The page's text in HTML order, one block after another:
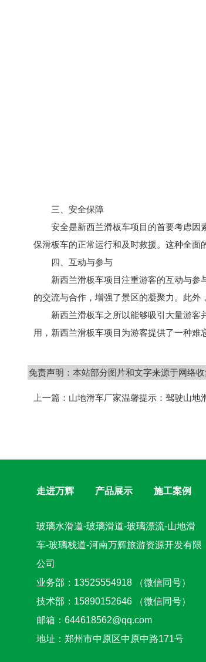
三、安全保障
安全是新西兰滑板车项目的首要考虑因
保滑板车的正常运行和及时救援。这种全面
四、互动与参与
新西兰滑板车项目注重游客的互动与
的交流与合作，增强了景区的凝聚力。此外
新西兰滑板车之所以能够吸引大量游
用，新西兰滑板车项目为游客提供了一种难
免责声明：本站部分图片和文字来源于网络
上一篇： 山地滑车厂家温馨提示：驾驶山地
走进万辉 产品展示 施工案例
玻璃水滑道-玻璃滑道-玻璃漂流-山地滑
车-玻璃栈道-河南万辉旅游资源开发有限
公司
业务部：13525554918 （微信同号）
技术部：15890152646 （微信同号）
邮箱：644618562@qq.com
地址：郑州市中原区中原中路171号